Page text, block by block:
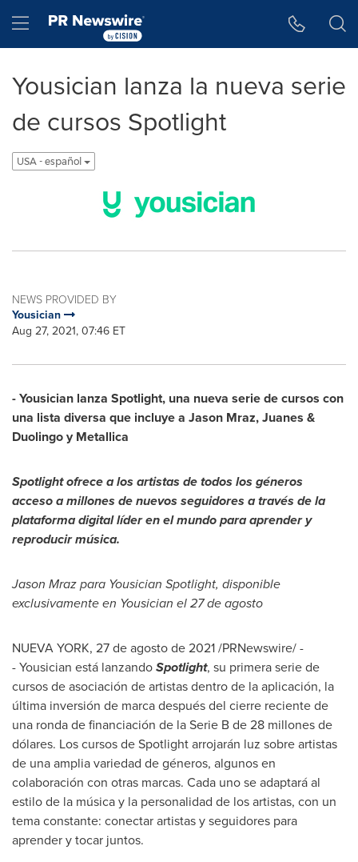
Hamburger menu
Yousician lanza la nueva serie
de cursos Spotlight
USA - español
NEWS PROVIDED BY
Yousician
Aug 27, 2021, 07:46 ET
- Yousician lanza Spotlight, una nueva serie de cursos con
una lista diversa que incluye a Jason Mraz, Juanes &
Duolingo y Metallica
Spotlight ofrece a los artistas de todos los géneros
acceso a millones de nuevos seguidores a través de la
plataforma digital líder en el mundo para aprender y
reproducir música.
Jason Mrazpara Yousician Spotlight, disponible
exclusivamente en Yousician el 27 de agosto
NUEVA YORK, 27 de agosto de 2021 /PRNewswire/ -
- Yousician está lanzandoSpotlight, su primera serie de
cursos de asociación de artistas dentro de la aplicación, la
última inversión de marca después del cierre reciente de
una ronda de financiación de la Serie B de 28 millones de
dólares. Los cursos de Spotlight arrojarán luz sobre artistas
de una amplia variedad de géneros, algunos en
colaboración con otras marcas. Cada uno se adaptará al
estilo de la música y la personalidad de los artistas, con un
tema constante: conectar artistas y seguidores para
aprender y tocar juntos.